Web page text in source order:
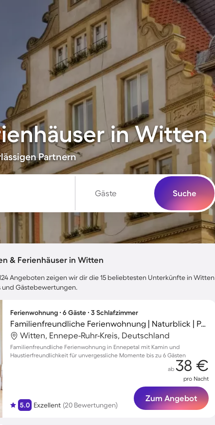
in Witten
Partnern
Gäste Suche
& Ferienhäuser in Witten
Angeboten zeigen wir dir die 15 beliebtesten Unterkünfte in Witten
und Gästebewertungen.
Ferienwohnung ∙ 6 Gäste ∙ 3 Schlafzimmer
Familienfreundliche Ferienwohnung | Naturblick | Perfekt für die Arbeit von Zuhause | Haustierfreundlich
Witten, Ennepe-Ruhr-Kreis, Deutschland
Familienfreundliche Ferienwohnung in Ennepetal mit Kamin und
Haustierfreundlichkeit für unvergessliche Momente bis zu 6 Gästen
5.0 Exzellent (20 Bewertungen)
ab 38 €
pro Nacht
Zum Angebot